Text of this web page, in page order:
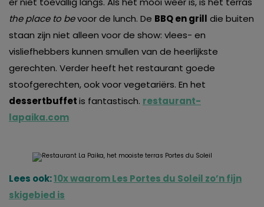
the place to bevoor de lunch. De BBQ en grill die buiten
staan zijn niet alleen voor de show: vlees- en
visliefhebbers kunnen smullen van de heerlijkste
gerechten. Verder heeft het restaurant goede
stoofgerechten, ook voor vegetariërs. En het
dessertbuffetis fantastisch. restaurant-
lapaika.com
Lees ook:10x waarom Les Portes du Soleil zo’n fijn
skigebied is